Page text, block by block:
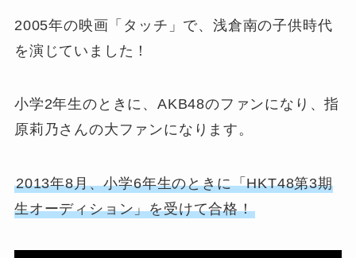
2005年の映画「タッチ」で、浅倉南の子供時代
を演じていました！
小学2年生のときに、AKB48のファンになり、指
原莉乃さんの大ファンになります。
2013年8月、小学6年生のときに「HKT48第3期
生オーディション」を受けて合格！